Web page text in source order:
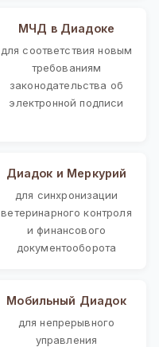
МЧД в Диадоке
для соответствия новым
требованиям
законодательства об
электронной подписи
Диадок и Меркурий
для синхронизации
ветеринарного контроля
и финансового
документооборота
Мобильный Диадок
для непрерывного
управления